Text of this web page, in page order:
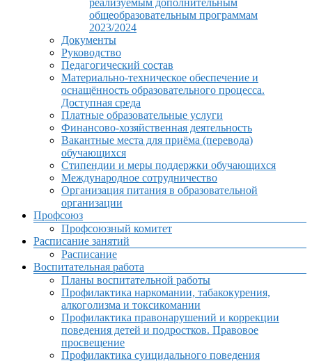
реализуемым дополнительным
общеобразовательным программам
2023/2024
Документы
Руководство
Педагогический состав
Материально-техническое обеспечение и
оснащённость образовательного процесса.
Доступная среда
Платные образовательные услуги
Финансово-хозяйственная деятельность
Вакантные места для приёма (перевода)
обучающихся
Стипендии и меры поддержки обучающихся
Международное сотрудничество
Организация питания в образовательной
организации
Профсоюз
Профсоюзный комитет
Расписание занятий
Расписание
Воспитательная работа
Планы воспитательной работы
Профилактика наркомании, табакокурения,
алкоголизма и токсикомании
Профилактика правонарушений и коррекции
поведения детей и подростков. Правовое
просвещение
Профилактика суицидального поведения